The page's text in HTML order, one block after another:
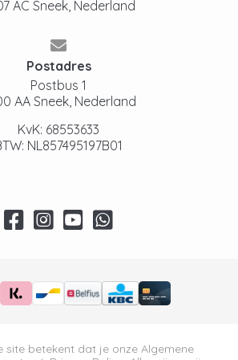
smaak en temperatuur
en storingen
van je machine
vooral bij
melksysteem onderhoud
onderhoud
ik mijn Philips +
AC Sneek, Nederland
Postadres
Postbus 1
AA Sneek, Nederland
KvK: 68553633
NL857495197B01
site betekent dat je onze Algemene